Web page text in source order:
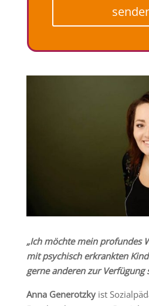
„Ich möchte mein profundes
mit psychisch erkrankten
gerne anderen zur Verfügung
Anna Generotzky ist